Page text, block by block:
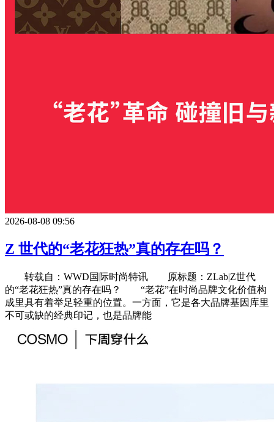
2026-08-08 09:56
Z 世代的“老花狂热”真的存在吗？
转载自：WWD国际时尚特讯 原标题：ZLab|Z世代
的“老花狂热”真的存在吗？ “老花”在时尚品牌文化价值构
成里具有着举足轻重的位置。一方面，它是各大品牌基因库里
不可或缺的经典印记，也是品牌能